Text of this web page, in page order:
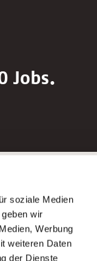
soziale Medien
wir
Werbung
weiteren Daten
der Dienste
Jobs.